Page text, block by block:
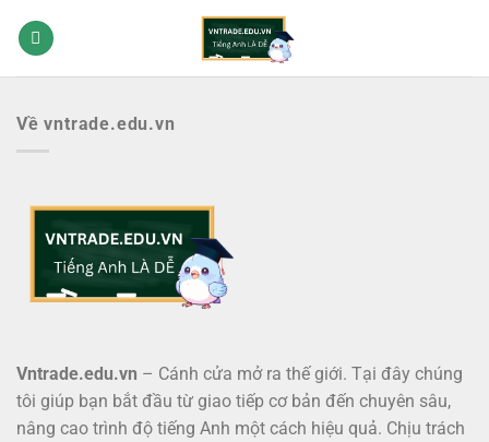
qua
Về vntrade.edu.vn
Vntrade.edu.vn – Cánh cửa mở ra thế giới. Tại đây chúng
tôi giúp bạn bắt đầu từ giao tiếp cơ bản đến chuyên sâu,
nâng cao trình độ tiếng Anh một cách hiệu quả. Chịu trách